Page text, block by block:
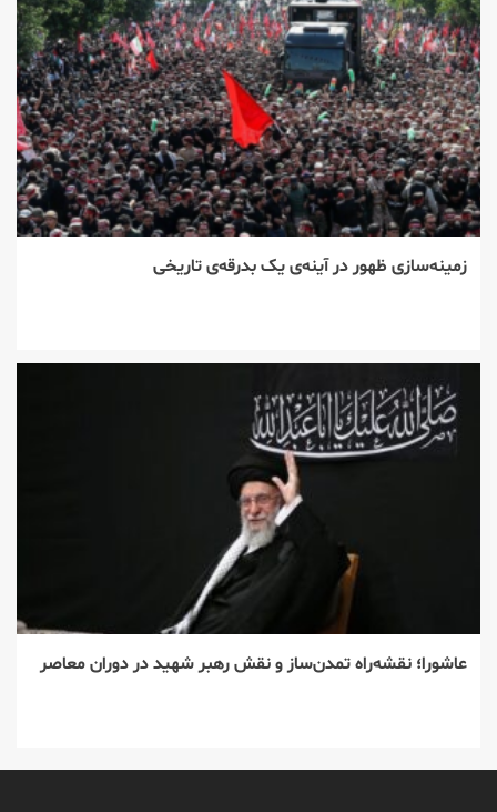
زمینه‌سازی ظهور در آینه‌ی یک بدرقه‌ی تاریخی
عاشورا؛ نقشه‌راه تمدن‌ساز و نقش رهبر شهید در دوران معاصر